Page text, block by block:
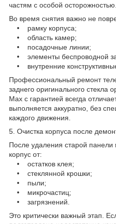
частям с особой осторожностью.
Во время снятия важно не
• рамку корпуса;
• область камер;
• посадочные линии;
• элементы беспроводной
• внутренние конструктивные
Профессиональный ремонт
заднего оригинального стекла
Max с гарантией всегда
выполняется аккуратно, без
каждого движения.
5. Очистка корпуса после
После удаления старой
корпус от:
• остатков клея;
• стеклянной крошки;
• пыли;
• микрочастиц;
• загрязнений.
Это критически важный этап.